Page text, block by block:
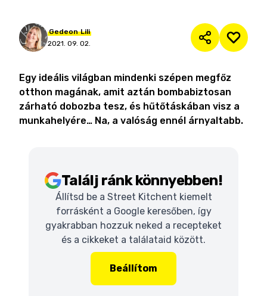
Gedeon Lili
2021. 09. 02.
Egy ideális világban mindenki szépen megfőz
otthon magának, amit aztán bombabiztosan
zárható dobozba tesz, és hűtőtáskában visz a
munkahelyére… Na, a valóság ennél árnyaltabb.
Találj ránk könnyebben!
Állítsd be a Street Kitchent kiemelt
forrásként a Google keresőben, így
gyakrabban hozzuk neked a recepteket
és a cikkeket a találataid között.
Beállítom